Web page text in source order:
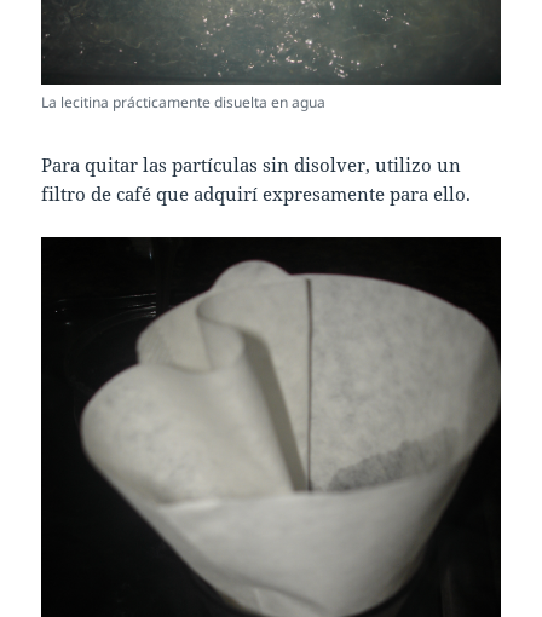
La lecitina prácticamente disuelta en agua
Para quitar las partículas sin disolver, utilizo un
filtro de café que adquirí expresamente para ello.